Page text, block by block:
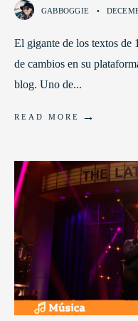
GABBOGGIE •
El gigante de los textos de
de cambios en su
blog. Uno de...
READ MORE →